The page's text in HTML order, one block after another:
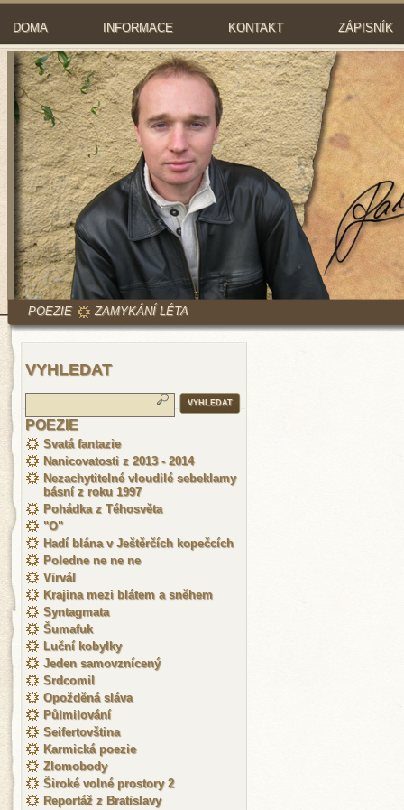
DOMA INFORMACE KONTAKT ZÁPISNÍK
POEZIE ZAMYKÁNÍ LÉTA
VYHLEDAT
POEZIE
Svatá fantazie
Nanicovatosti z 2013 - 2014
Nezachytitelné vloudilé sebeklamy
básní z roku 1997
Pohádka z Téhosvěta
"O"
Hadí blána v Ještěrčích kopečcích
Poledne ne ne ne
Virvál
Krajina mezi blátem a sněhem
Syntagmata
Šumafuk
Luční kobylky
Jeden samovznícený
Srdcomil
Opožděná sláva
Půlmilování
Seifertovština
Karmická poezie
Zlomobody
Široké volné prostory 2
Reportáž z Bratislavy